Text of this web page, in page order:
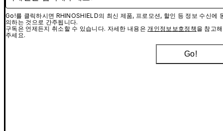
Go!를 클릭하시면 RHINOSHIELD의 최신 제품, 프로모션, 할인 등 정보 수신에
의하는 것으로 간주됩니다.
구독은 언제든지 취소할 수 있습니다. 자세한 내용은 개인정보보호정책을 참고해
주세요.
Go!